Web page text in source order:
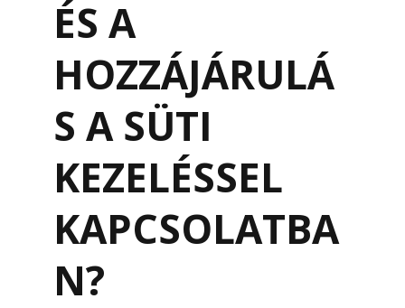
ÉS A
HOZZÁJÁRULÁ
S A SÜTI
KEZELÉSSEL
KAPCSOLATBA
N?